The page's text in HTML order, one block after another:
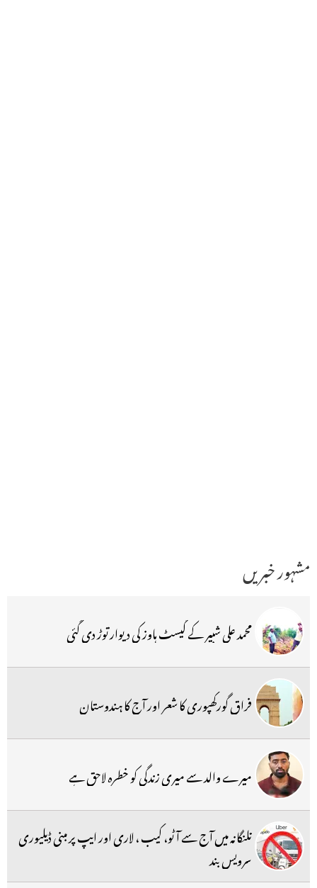
مشہور خبریں
محمد علی شبیر کے گیسٹ ہاوز کی دیوار توڑ دی گئی
فراق گورکھپوری کا شعر اور آج کا ہندوستان
میرے والد سے میری زندگی کو خطرہ لاحق ہے
تلنگانہ میں آج سے آٹو، کیب ، لاری اور ایپ پر مبنی ڈیلیوری
سرویس بند